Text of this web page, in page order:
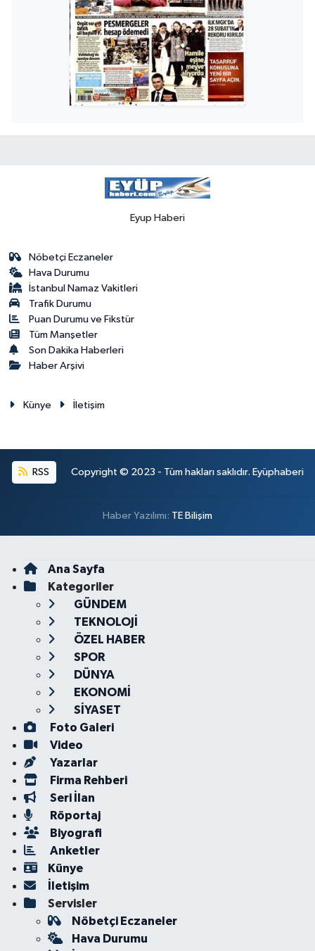
Eyup Haberi
Nöbetçi Eczaneler
Hava Durumu
İstanbul Namaz Vakitleri
Trafik Durumu
Puan Durumu ve Fikstür
Tüm Manşetler
Son Dakika Haberleri
Haber Arşivi
Künye İletişim
RSS Copyright © 2023 - Tüm hakları saklıdır. Eyüphaberi
Haber Yazılımı: TE Bilişim
Ana Sayfa
Kategoriler
GÜNDEM
TEKNOLOJİ
ÖZEL HABER
SPOR
DÜNYA
EKONOMİ
SİYASET
Foto Galeri
Video
Yazarlar
Firma Rehberi
Seri İlan
Röportaj
Biyografi
Anketler
Künye
İletişim
Servisler
Nöbetçi Eczaneler
Hava Durumu